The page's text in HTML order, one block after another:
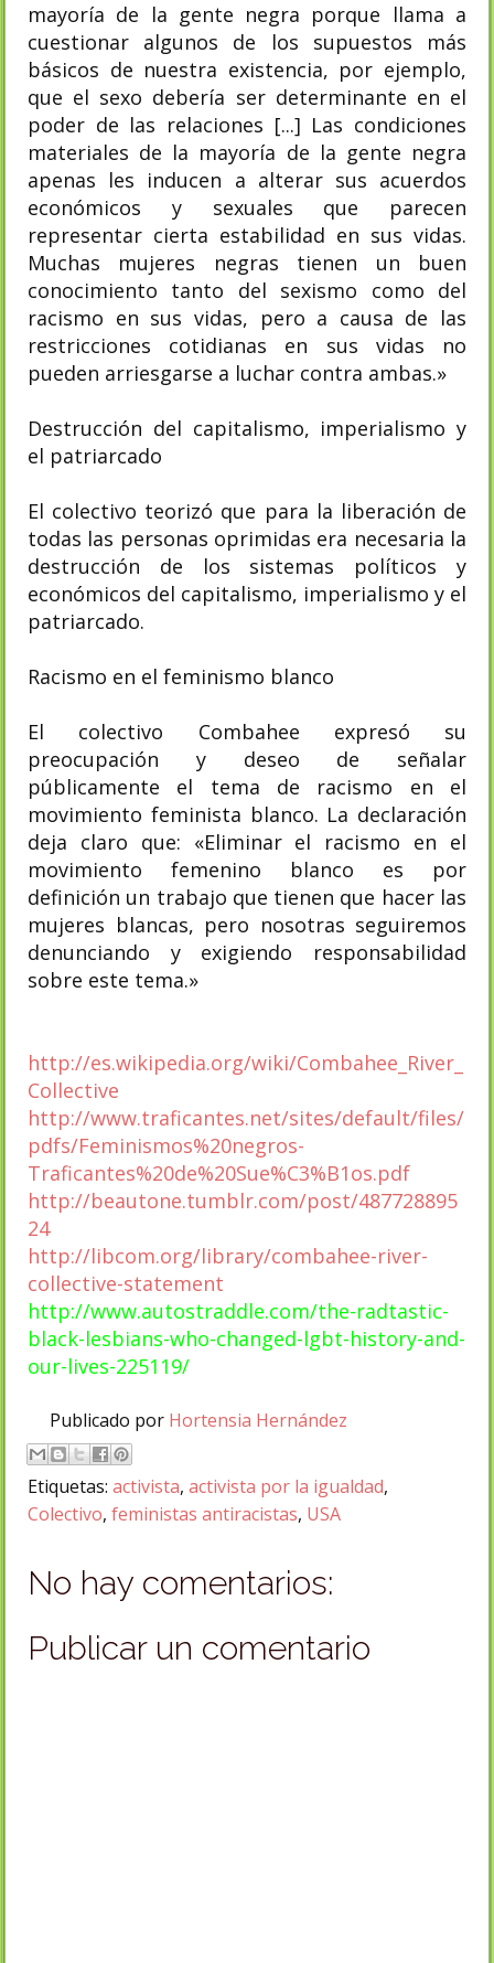
mayoría de la gente negra porque llama a
cuestionar algunos de los supuestos más
básicos de nuestra existencia, por ejemplo,
que el sexo debería ser determinante en el
poder de las relaciones [...] Las condiciones
materiales de la mayoría de la gente negra
apenas les inducen a alterar sus acuerdos
económicos y sexuales que parecen
representar cierta estabilidad en sus vidas.
Muchas mujeres negras tienen un buen
conocimiento tanto del sexismo como del
racismo en sus vidas, pero a causa de las
restricciones cotidianas en sus vidas no
pueden arriesgarse a luchar contra ambas.»
Destrucción del capitalismo, imperialismo y
el patriarcado
El colectivo teorizó que para la liberación de
todas las personas oprimidas era necesaria la
destrucción de los sistemas políticos y
económicos del capitalismo, imperialismo y el
patriarcado.
Racismo en el feminismo blanco
El colectivo Combahee expresó su
preocupación y deseo de señalar
públicamente el tema de racismo en el
movimiento feminista blanco. La declaración
deja claro que: «Eliminar el racismo en el
movimiento femenino blanco es por
definición un trabajo que tienen que hacer las
mujeres blancas, pero nosotras seguiremos
denunciando y exigiendo responsabilidad
sobre este tema.»
http://es.wikipedia.org/wiki/Combahee_River_
Collective
http://www.traficantes.net/sites/default/files/
pdfs/Feminismos%20negros-
Traficantes%20de%20Sue%C3%B1os.pdf
http://beautone.tumblr.com/post/487728895
24
http://libcom.org/library/combahee-river-
collective-statement
http://www.autostraddle.com/the-radtastic-
black-lesbians-who-changed-lgbt-history-and-
our-lives-225119/
Publicado por Hortensia Hernández
Etiquetas: activista, activista por la igualdad,
Colectivo, feministas antiracistas, USA
No hay comentarios:
Publicar un comentario